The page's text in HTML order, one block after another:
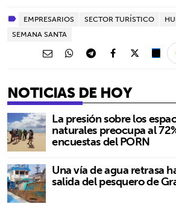
EMPRESARIOS SECTOR TURÍSTICO
SEMANA SANTA
NOTICIAS DE HOY
La presión sobre los
naturales preocupa al
encuestas del PORN
Una vía de agua retrasa
salida del pesquero de